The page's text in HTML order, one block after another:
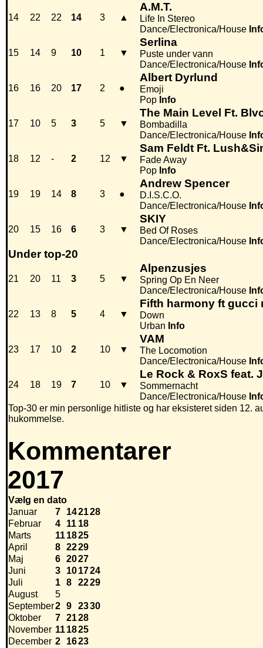
14 22 22 14 3 ▲
A.M.T.
Life In Stereo
Dance/Electronica/House
15 14 9 10 1 ▼
Serlina
Puste under vann
Dance/Electronica/House
16 16 20 17 2 ●
Albert Dyrlund
Emoji
Pop Info
17 10 5 3 5 ▼
The Main Level Ft.
Bombadilla
Dance/Electronica/House
18 12 - 2 12 ▼
Sam Feldt Ft.
Fade Away
Pop Info
19 19 14 8 3 ●
Andrew Spencer
D.I.S.C.O.
Dance/Electronica/House
20 15 16 6 3 ▼
SKIY
Bed Of Roses
Dance/Electronica/House
Under top-20
21 20 11 3 5 ▼
Alpenzusjes
Spring Op En Neer
Dance/Electronica/House
22 13 8 5 4 ▼
Fifth harmony ft gucci
Down
Urban Info
23 17 10 2 10 ▼
VAM
The Locomotion
Dance/Electronica/House
24 18 19 7 10 ▼
Le Rock & RoxS feat.
Sommernacht
Dance/Electronica/House
Top-30 er min personlige hitliste og har eksisteret siden 12.
hukommelse.
Kommentarer
2017
Vælg en dato
Januar
7 142128
Februar
4 11 18
Marts
111825
April
8 2229
Maj
6 2027
Juni
3 101724
Juli
1 8 2229
August
5
September2 9 2330
Oktober
7 2128
November 111825
December 2 1623